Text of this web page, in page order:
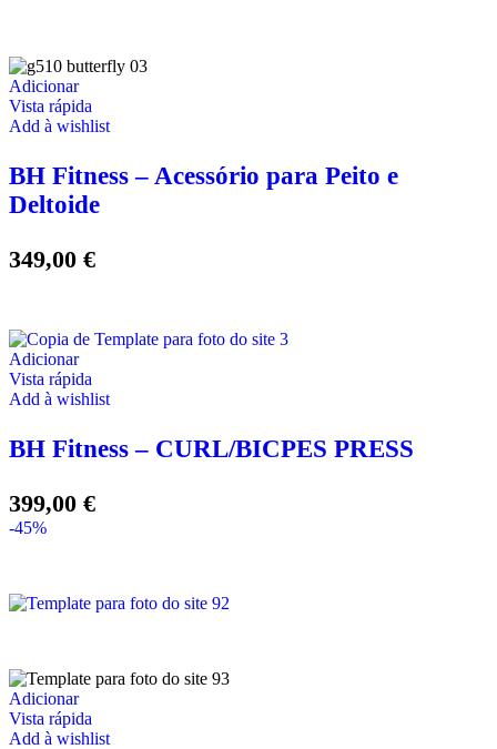
Adicionar
Vista rápida
Add à wishlist
BH Fitness – Acessório para Peito e
Deltoide
349,00 €
Adicionar
Vista rápida
Add à wishlist
BH Fitness – CURL/BICPES PRESS
399,00 €
-45%
Adicionar
Vista rápida
Add à wishlist